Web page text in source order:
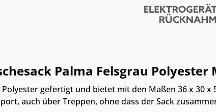
Palma Felsgrau Polyester
gefertigt und bietet mit den Maßen 36 x 30
auch über Treppen, ohne dass der Sack